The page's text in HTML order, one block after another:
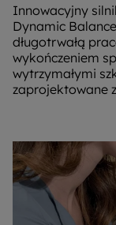
Innowacyjny
Dynamic
długotrwałą
wykończeniem
wytrzymałymi
zaprojektowane